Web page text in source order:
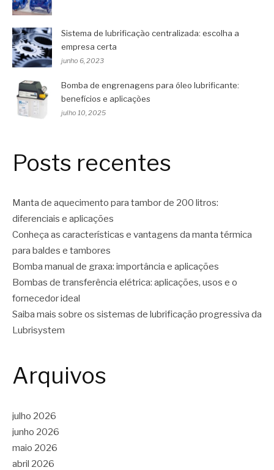
Sistema de lubrificação centralizada: escolha a
empresa certa
junho 6, 2023
Bomba de engrenagens para óleo lubrificante:
benefícios e aplicações
julho 10, 2025
Posts recentes
Manta de aquecimento para tambor de 200 litros:
diferenciais e aplicações
Conheça as características e vantagens da manta térmica
para baldes e tambores
Bomba manual de graxa: importância e aplicações
Bombas de transferência elétrica: aplicações, usos e o
fornecedor ideal
Saiba mais sobre os sistemas de lubrificação progressiva da
Lubrisystem
Arquivos
julho 2026
junho 2026
maio 2026
abril 2026